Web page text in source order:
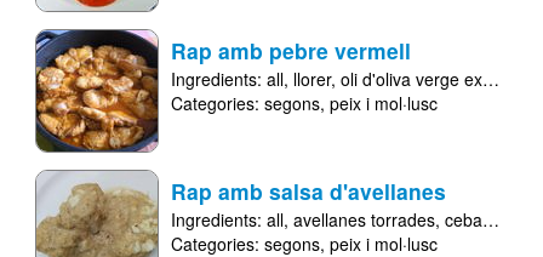
Rap amb pebre vermell
Ingredients: all llorer oli d'oliva verge extra
Categories: segons peix i mol·lusc
Rap amb salsa d'avellanes
Ingredients: all avellanes torrades ceba
Categories: segons peix i mol·lusc